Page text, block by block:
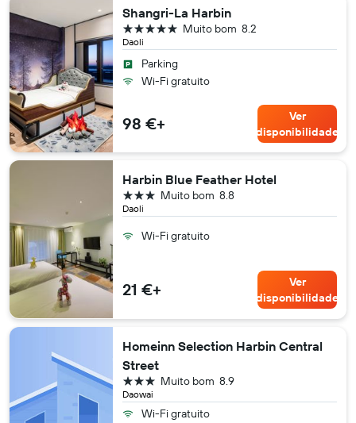
Shangri-La Harbin
Daoli
8.2
Muito bom
5 estrelas
Parking
Wi-Fi gratuito
98 €+
Ver
disponibilidade
Harbin Blue Feather Hotel
Daoli
8.8
Muito bom
3 estrelas
Wi-Fi gratuito
21 €+
Ver
disponibilidade
Homeinn Selection Harbin Central
Street
Daowai
8.9
Muito bom
3 estrelas
Wi-Fi gratuito